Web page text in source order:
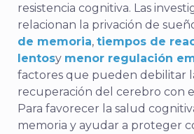
resistencia cognitiva. Las
relacionan la privación de
de memoria, tiempos de
lentosy menor regulación
factores que pueden debilitar
recuperación del cerebro con
Para favorecer la salud
memoria y ayudar a proteger